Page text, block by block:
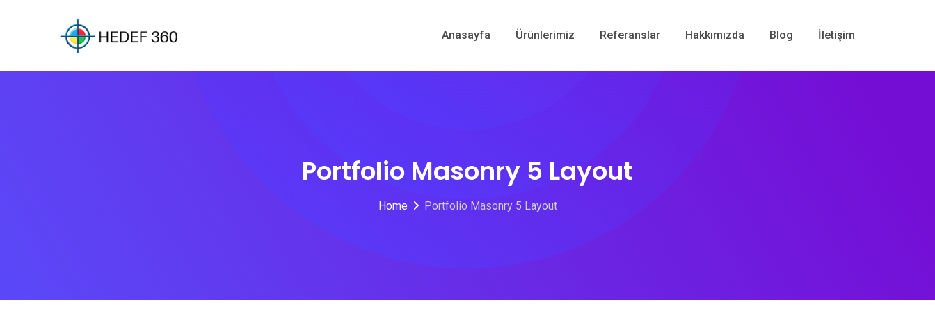
Anasayfa Ürünlerimiz Referanslar Hakkımızda Blog İletişim
Portfolio Masonry 5 Layout
Home Portfolio Masonry 5 Layout